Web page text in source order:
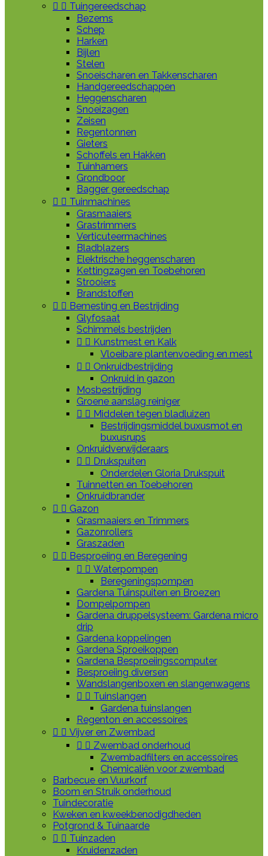
  Tuingereedschap
Bezems
Schep
Harken
Bijlen
Stelen
Snoeischaren en Takkenscharen
Handgereedschappen
Heggenscharen
Snoeizagen
Zeisen
Regentonnen
Gieters
Schoffels en Hakken
Tuinhamers
Grondboor
Bagger gereedschap
  Tuinmachines
Grasmaaiers
Grastrimmers
Verticuteermachines
Bladblazers
Elektrische heggenscharen
Kettingzagen en Toebehoren
Strooiers
Brandstoffen
  Bemesting en Bestrijding
Glyfosaat
Schimmels bestrijden
  Kunstmest en Kalk
Vloeibare plantenvoeding en mest
  Onkruidbestrijding
Onkruid in gazon
Mosbestrijding
Groene aanslag reiniger
  Middelen tegen bladluizen
Bestrijdingsmiddel buxusmot en
buxusrups
Onkruidverwijderaars
  Drukspuiten
Onderdelen Gloria Drukspuit
Tuinnetten en Toebehoren
Onkruidbrander
  Gazon
Grasmaaiers en Trimmers
Gazonrollers
Graszaden
  Besproeiing en Beregening
  Waterpompen
Beregeningspompen
Gardena Tuinspuiten en Broezen
Dompelpompen
Gardena druppelsysteem: Gardena micro
drip
Gardena koppelingen
Gardena Sproeikoppen
Gardena Besproeiingscomputer
Besproeiing diversen
Wandslangenboxen en slangenwagens
  Tuinslangen
Gardena tuinslangen
Regenton en accessoires
  Vijver en Zwembad
  Zwembad onderhoud
Zwembadfilters en accessoires
Chemicaliën voor zwembad
Barbecue en Vuurkorf
Boom en Struik onderhoud
Tuindecoratie
Kweken en kweekbenodigdheden
Potgrond & Tuinaarde
  Tuinzaden
Kruidenzaden